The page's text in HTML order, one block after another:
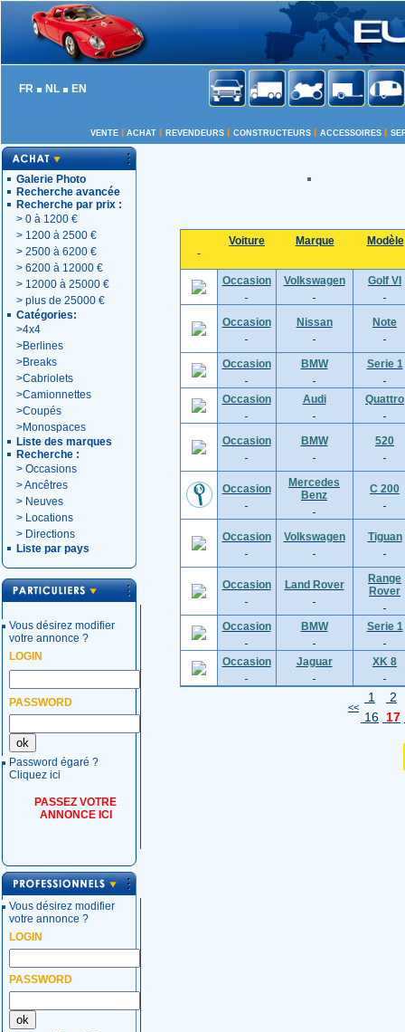
FR NL EN
VENTE ACHAT REVENDEURS CONSTRUCTEURS ACCESSOIRES
Galerie Photo
Recherche avancée
Recherche par prix :
> 0 à 1200 €
> 1200 à 2500 €
> 2500 à 6200 €
> 6200 à 12000 €
> 12000 à 25000 €
> plus de 25000 €
Catégories:
>4x4
>Berlines
>Breaks
>Cabriolets
>Camionnettes
>Coupés
>Monospaces
Liste des marques
Recherche :
> Occasions
>Ancêtres
> Neuves
> Locations
> Directions
Liste par pays
Vous désirez modifier
votre annonce ?
LOGIN
PASSWORD
Password égaré ?
Cliquez ici
PASSEZ VOTRE
ANNONCE ICI
Vous désirez modifier
votre annonce ?
LOGIN
PASSWORD
Voiture Marque Modèle
Occasion Volkswagen Golf VI
Occasion Nissan Note
Occasion BMW Serie 1
Occasion Audi Quattro
Occasion BMW 520
Occasion
Mercedes
Benz
C 200
Occasion Volkswagen Tiguan
Occasion Land Rover
Range
Rover
Occasion BMW Serie 1
Occasion Jaguar XK 8
<<
1
2
16 17